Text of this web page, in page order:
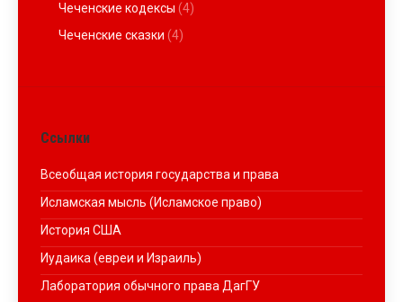
Чеченские кодексы (4)
Чеченские сказки (4)
Ссылки
Всеобщая история государства и права
Исламская мысль (Исламское право)
История США
Иудаика (евреи и Израиль)
Лаборатория обычного права ДагГУ